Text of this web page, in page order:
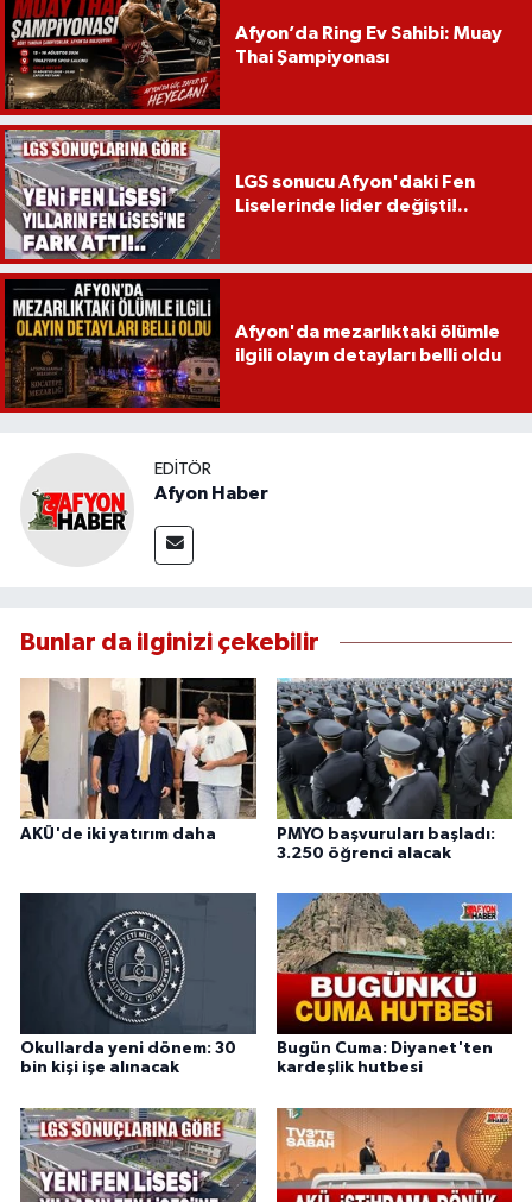
Afyon’da Ring Ev Sahibi: Muay
Thai Şampiyonası
LGS sonucu Afyon'daki Fen
Liselerinde lider değişti!..
Afyon'da mezarlıktaki ölümle
ilgili olayın detayları belli oldu
EDITÖR
Afyon Haber
Bunlar da ilginizi çekebilir
AKÜ'de iki yatırım daha
PMYO başvuruları başladı:
3.250 öğrenci alacak
Okullarda yeni dönem: 30
bin kişi işe alınacak
Bugün Cuma: Diyanet'ten
kardeşlik hutbesi